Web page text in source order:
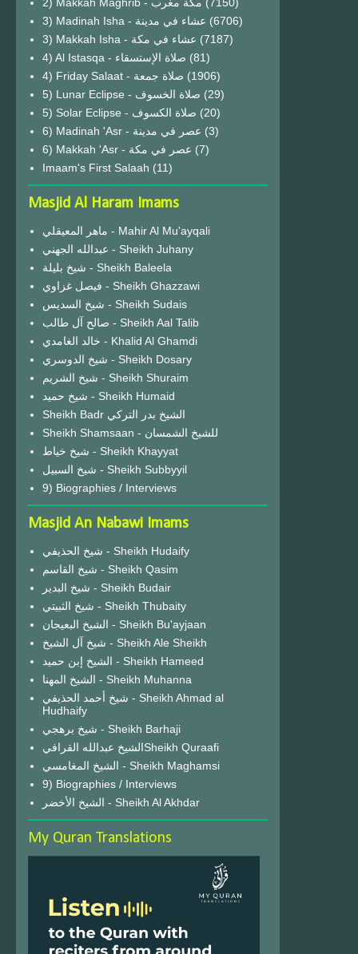
3) Madinah Isha - عشاء في مدينة (6706)
3) Makkah Isha - عشاء في مكة (7187)
4) Al Istasqa - صلاة الإستسقاء (81)
4) Friday Salaat - صلاة جمعة (1906)
5) Lunar Eclipse - صلاة الخسوف (29)
(20)
6) Madinah 'Asr - عصر في مدينة (3)
6) Makkah 'Asr - عصر في مكة (7)
Imaam's First Salaah (11)
Masjid Al Haram Imams
ماهر المعيقلي - Mahir Al Mu'ayqali
عبدالله الجهني - Sheikh Juhany
شيخ بليلة - Sheikh Baleela
فيصل غزاوي - Sheikh Ghazzawi
شيخ السديس - Sheikh Sudais
صالح آل طالب - Sheikh Aal Talib
خالد الغامدي - Khalid Al Ghamdi
شيخ الدوسري - Sheikh Dosary
شيخ الشريم - Sheikh Shuraim
شيخ حميد - Sheikh Humaid
Sheikh Badr الشيخ بدر التركي
Sheikh Shamsaan - للشيخ الشمسان
شيخ خياط - Sheikh Khayyat
شيخ السبيل - Sheikh Subbyyil
9) Biographies / Interviews
Masjid An Nabawi Imams
شيخ الحذيفي - Sheikh Hudaify
شيخ القاسم - Sheikh Qasim
شيخ البدير - Sheikh Budair
شيخ الثبيتي - Sheikh Thubaity
الشيخ البعيجان - Sheikh Bu'ayjaan
شيخ آل الشيخ - Sheikh Ale Sheikh
الشيخ إبن حميد - Sheikh Hameed
الشيخ المهنا - Sheikh Muhanna
شيخ أحمد الحذيفي - Sheikh Ahmad al
Hudhaify
شيخ برهجي - Sheikh Barhaji
الشيخ عبدالله القرافيSheikh Quraafi
الشيخ المغامسي - Sheikh Maghamsi
9) Biographies / Interviews
الشيخ الأخضر - Sheikh Al Akhdar
My Quran Translations